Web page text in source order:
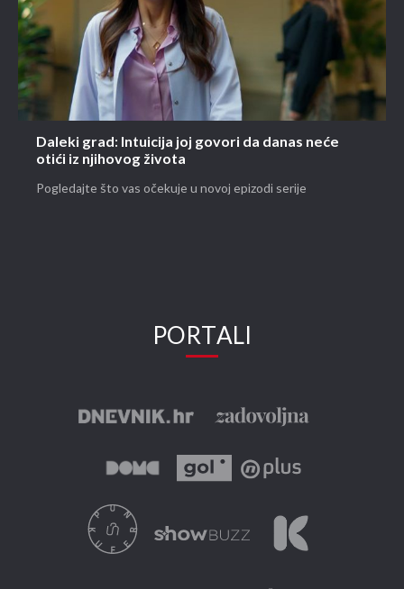
Daleki grad: Intuicija joj govori da danas neće
otići iz njihovog života
Pogledajte što vas očekuje u novoj epizodi serije
PORTALI